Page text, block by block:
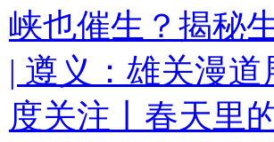
峡也催生？揭秘
| 遵义：雄关漫道
度关注丨春天里